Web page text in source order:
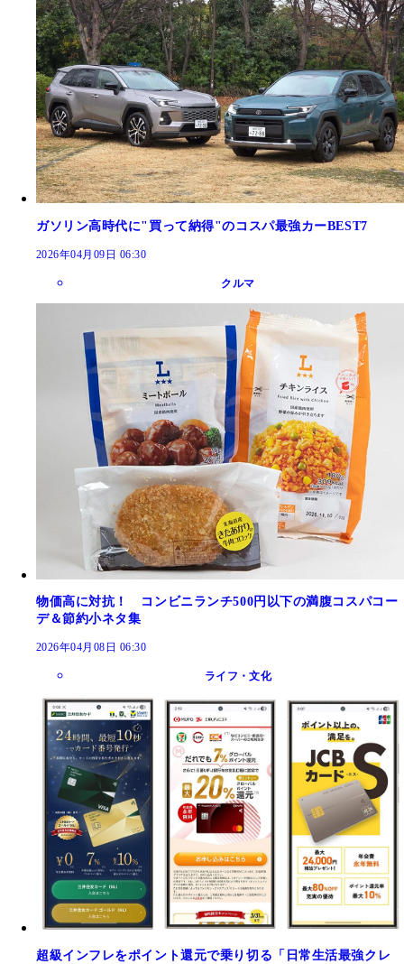
ガソリン高時代に"買って納得"のコスパ最強カーBEST7
2026年04月09日 06:30
クルマ
物価高に対抗！ コンビニランチ500円以下の満腹コスパコー
デ＆節約小ネタ集
2026年04月08日 06:30
ライフ・文化
超級インフレをポイント還元で乗り切る「日常生活最強クレ